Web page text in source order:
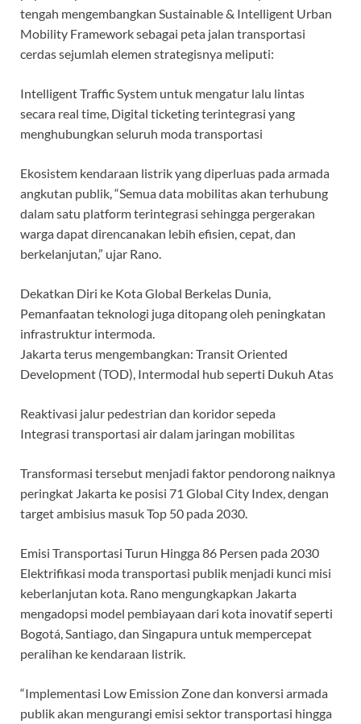
tengah mengembangkan Sustainable & Intelligent Urban
Mobility Framework sebagai peta jalan transportasi
cerdas sejumlah elemen strategisnya meliputi:
Intelligent Traffic System untuk mengatur lalu lintas
secara real time, Digital ticketing terintegrasi yang
menghubungkan seluruh moda transportasi
Ekosistem kendaraan listrik yang diperluas pada armada
angkutan publik, “Semua data mobilitas akan terhubung
dalam satu platform terintegrasi sehingga pergerakan
warga dapat direncanakan lebih efisien, cepat, dan
berkelanjutan,” ujar Rano.
Dekatkan Diri ke Kota Global Berkelas Dunia,
Pemanfaatan teknologi juga ditopang oleh peningkatan
infrastruktur intermoda.
Jakarta terus mengembangkan: Transit Oriented
Development (TOD), Intermodal hub seperti Dukuh Atas
Reaktivasi jalur pedestrian dan koridor sepeda
Integrasi transportasi air dalam jaringan mobilitas
Transformasi tersebut menjadi faktor pendorong naiknya
peringkat Jakarta ke posisi 71 Global City Index, dengan
target ambisius masuk Top 50 pada 2030.
Emisi Transportasi Turun Hingga 86 Persen pada 2030
Elektrifikasi moda transportasi publik menjadi kunci misi
keberlanjutan kota. Rano mengungkapkan Jakarta
mengadopsi model pembiayaan dari kota inovatif seperti
Bogotá, Santiago, dan Singapura untuk mempercepat
peralihan ke kendaraan listrik.
“Implementasi Low Emission Zone dan konversi armada
publik akan mengurangi emisi sektor transportasi hingga